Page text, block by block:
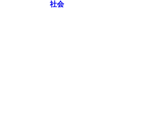
社会